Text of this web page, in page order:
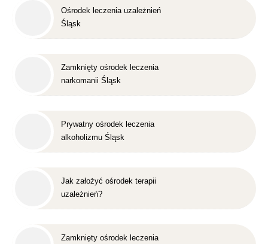
Ośrodek leczenia uzależnień
Śląsk
Zamknięty ośrodek leczenia
narkomanii Śląsk
Prywatny ośrodek leczenia
alkoholizmu Śląsk
Jak założyć ośrodek terapii
uzależnień?
Zamknięty ośrodek leczenia